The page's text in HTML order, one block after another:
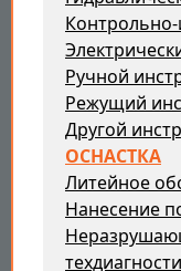
Ручной
Режущий
Другой
ОСНАСТКА
Литейное
Нанесение